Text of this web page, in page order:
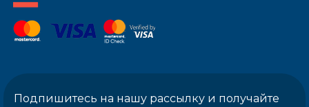
Подпишитесь на нашу рассылку и получайте